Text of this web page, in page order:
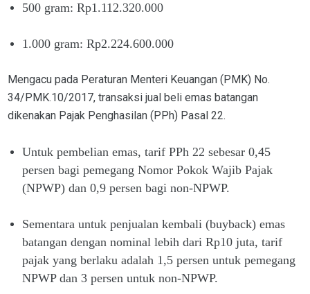
500 gram: Rp1.112.320.000
1.000 gram: Rp2.224.600.000
Mengacu pada Peraturan Menteri Keuangan (PMK) No.
34/PMK.10/2017, transaksi jual beli emas batangan
dikenakan Pajak Penghasilan (PPh) Pasal 22.
Untuk pembelian emas, tarif PPh 22 sebesar 0,45
persen bagi pemegang Nomor Pokok Wajib Pajak
(NPWP) dan 0,9 persen bagi non-NPWP.
Sementara untuk penjualan kembali (buyback) emas
batangan dengan nominal lebih dari Rp10 juta, tarif
pajak yang berlaku adalah 1,5 persen untuk pemegang
NPWP dan 3 persen untuk non-NPWP.